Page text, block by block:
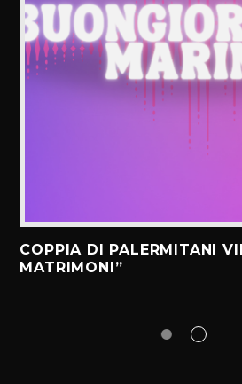
COPPIA DI PALERMITANI
MATRIMONI”